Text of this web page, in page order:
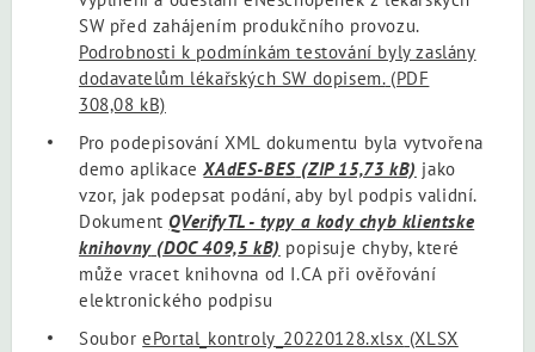
SW před zahájením produkčního provozu.
Podrobnosti k podmínkám testování byly zaslány
dodavatelům lékařských SW dopisem.(PDF
308,08 kB)
Pro podepisování XML dokumentu byla vytvořena
demo aplikaceXAdES-BES(ZIP 15,73 kB) jako
vzor, jak podepsat podání, aby byl podpis validní.
Dokument QVerifyTL - typy a kody chyb klientske
knihovny(DOC 409,5 kB) popisuje chyby, které
může vracet knihovna od I.CA při ověřování
elektronického podpisu
SouborePortal_kontroly_20220128.xlsx (XLSX